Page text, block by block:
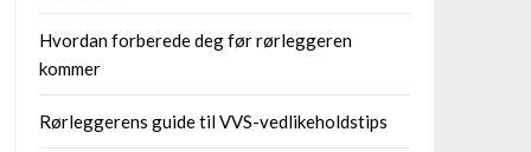
Hvordan forberede deg før rørleggeren
kommer
Rørleggerens guide til VVS-vedlikeholdstips